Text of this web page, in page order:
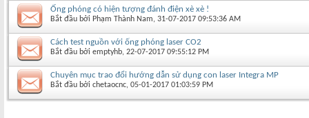
Ống phóng có hiện tượng đánh điện xè xè !
Bắt đầu bởi Phạm Thành Nam‎, 31-07-2017 09:53:36 AM
Cách test nguồn với ống phóng laser CO2
Bắt đầu bởi emptyhb‎, 22-07-2017 09:55:12 PM
Chuyên mục trao đổi hướng dẫn sử dụng con laser Integra MP
Bắt đầu bởi chetaocnc‎, 05-01-2017 01:03:59 PM